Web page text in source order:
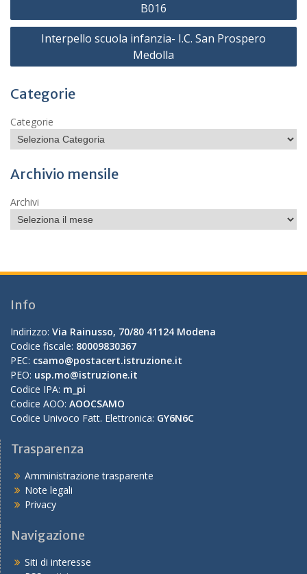
B016
Interpello scuola infanzia- I.C. San Prospero
Medolla
Categorie
Categorie
Archivio mensile
Archivi
Info
Indirizzo: Via Rainusso, 70/80 41124 Modena
Codice fiscale: 80009830367
PEC: csamo@postacert.istruzione.it
PEO: usp.mo@istruzione.it
Codice IPA: m_pi
Codice AOO: AOOCSAMO
Codice Univoco Fatt. Elettronica: GY6N6C
Trasparenza
Amministrazione trasparente
Note legali
Privacy
Navigazione
Siti di interesse